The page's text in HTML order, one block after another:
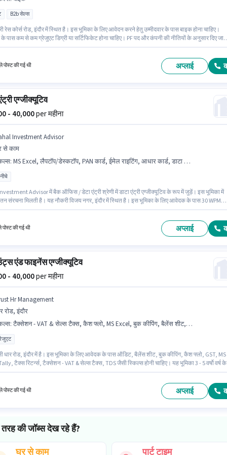
B2b सेल्स
रेस कोर्स रोड, इंदौर में स्थित है। इस भूमिका के लिए आवेदन करने हेतु उम्मीदवार के पास बाइक होना चाहिए।
पास कम से कम ग्रेजुएट डिग्री या सर्टिफिकेट होना चाहिए। PF पद और कंपनी की नीतियों के अनुसार दिए जा
पोस्ट की गई थी अप्लाई
एग्जीक्यूटिव
- 40,000per महीना
Investment Advisor
से काम
: MS Excel, लैपटॉप/डेस्कटॉप, PAN कार्ड, ईमेल राइटिंग, आधार कार्ड, डाटा एंट्री, कंप्यूटर नॉलेज, MS Word, इंटरनेट कनेक्शन, 30 WPM टाइपिंग स्पीड, इंटरनेट सर्फिंग, बैंक अकाउंट
Advisor में बैक ऑफिस / डेटा एंट्री श्रेणी में डाटा एंट्री एग्जीक्यूटिव के रूप में जुड़ें। इस भूमिका में
संरचना मिलती है। यह नौकरी विजय नगर, इंदौर में स्थित है। इस भूमिका के लिए आवेदक के पास 30 WPM
कार्ड, बैंक अकाउंट का होना अनिवार्य है।
की गई थी अप्लाई
एंड फाइनेंस एग्जीक्यूटिव
- 40,000per महीना
Hr Management
रोड, इंदौर
: टैक्सेशन - VAT & सेल्स टैक्स, कैश फ्लो, MS Excel, बुक कीपिंग, बैलेंस शीट, Tally, GST, TDS, टैक्स रिटर्न्स, ऑडिट
धार रोड, इंदौर में है। इस भूमिका के लिए आवेदक के पास ऑडिट, बैलेंस शीट, बुक कीपिंग, कैश फ्लो, GST, MS
टैक्स रिटर्न्स, टैक्सेशन - VAT & सेल्स टैक्स, TDS जैसी स्किल्स होनी चाहिए। यह भूमिका 3 - 5 वर्षो वर्ष के
है।
पोस्ट की गई थी अप्लाई
की जॉब्स देख रहे हैं?
घर से काम
पार्ट टाइम